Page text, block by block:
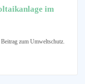
im
zum Umweltschutz.